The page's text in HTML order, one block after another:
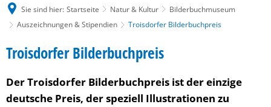
Sie sind hier: Startseite Natur & Kultur
Bilderbuchmuseum
Auszeichnungen & Stipendien
Troisdorfer Bilderbuchpreis
Troisdorfer Bilderbuchpreis
Der Troisdorfer Bilderbuchpreis ist der einzige
deutsche Preis, der speziell Illustrationen zu